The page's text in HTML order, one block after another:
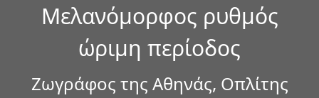
Μελανόμορφος ρυθμός
ώριμη περίοδος
Ζωγράφος της Αθηνάς, Οπλίτης